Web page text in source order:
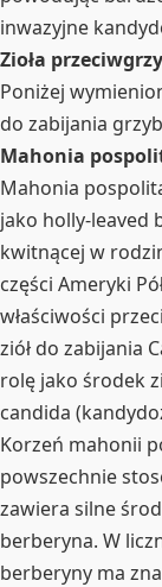
inwazyjne
Zioła
Poniżej
do zabijania
Mahonia
Mahonia
jako holly-leaved
kwitnącej w
części Ameryki
właściwości
ziół do zabijania
rolę jako środek
candida
Korzeń mahonii
powszechnie
zawiera silne
berberyna. W
berberyny ma